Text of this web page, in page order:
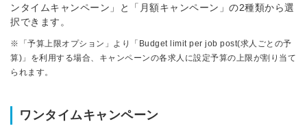
ンタイムキャンペーン」と「月額キャンペーン」の2種類から選
択できます。
※「予算上限オプション」より「Budget limit per job post(求人ごとの予
算)」を利用する場合、キャンペーンの各求人に設定予算の上限が割り当て
られます。
ワンタイムキャンペーン